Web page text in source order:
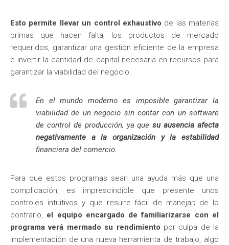
Esto permite llevar un control exhaustivo de las materias
primas que hacen falta, los productos de mercado
requeridos, garantizar una gestión eficiente de la empresa
e invertir la cantidad de capital necesaria en recursos para
garantizar la viabilidad del negocio.
En el mundo moderno es imposible garantizar la
viabilidad de un negocio sin contar con un software
de control de producción, ya quesu ausencia afecta
negativamente a la organización
y la estabilidad
financiera del comercio.
Para que estos programas sean una ayuda más que una
complicación, es imprescindible que presente unos
controles intuitivos y que resulte fácil de manejar; de lo
contrario, el equipo encargado de familiarizarse con el
programa verá mermado su rendimiento por culpa de la
implementación de una nueva herramienta de trabajo, algo